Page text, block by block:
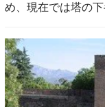
め、現在では塔の